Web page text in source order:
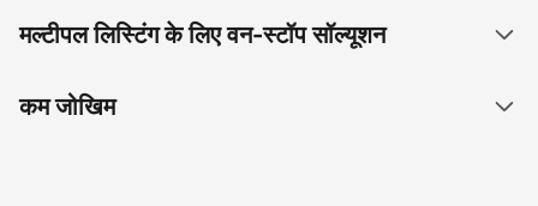
मल्टीपल लिस्टिंग के लिए वन-स्टॉप सॉल्यूशन
कम जोखिम